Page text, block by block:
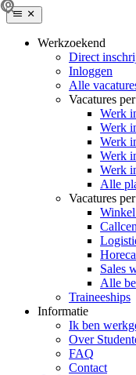
Werkzoekend
Direct
Inloggen
Alle
Vacatures
Werk
Werk
Werk
Werk
Werk
Alle
Vacatures
Sales
Alle
Traineeships
Informatie
Ik ben
Over
FAQ
Contact